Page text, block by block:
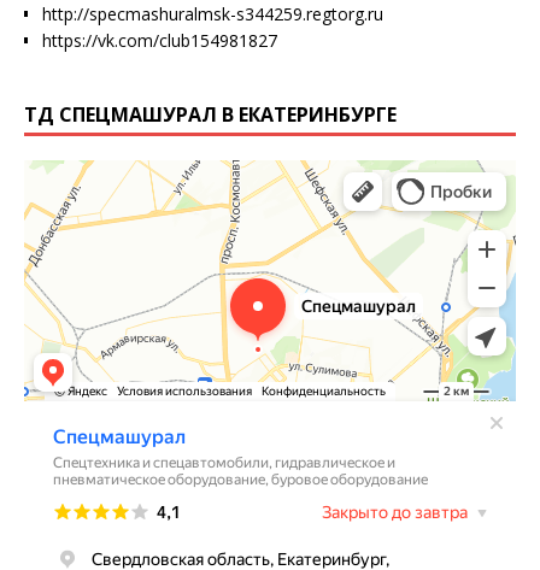
http://specmashuralmsk-s344259.regtorg.ru
https://vk.com/club154981827
ТД СПЕЦМАШУРАЛ В ЕКАТЕРИНБУРГЕ